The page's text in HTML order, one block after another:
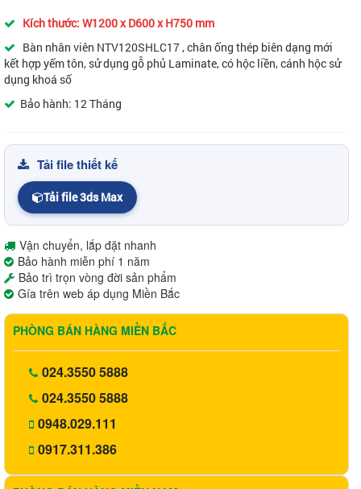
Kích thước: W1200 x D600 x H750 mm
Bàn nhân viên NTV120SHLC17 , chân ống thép biên dạng mới
kết hợp yếm tôn, sử dụng gỗ phủ Laminate, có hộc liền, cánh hộc sử
dụng khoá số
Bảo hành: 12 Tháng
Tải file thiết kế
Tải file 3ds Max
Vận chuyển, lắp đặt nhanh
Bảo hành miễn phí 1 năm
Bảo trì trọn vòng đời sản phẩm
Gía trên web áp dụng Miền Bắc
PHÒNG BÁN HÀNG MIỀN BẮC
024.3550 5888
024.3550 5888
0948.029.111
0917.311.386